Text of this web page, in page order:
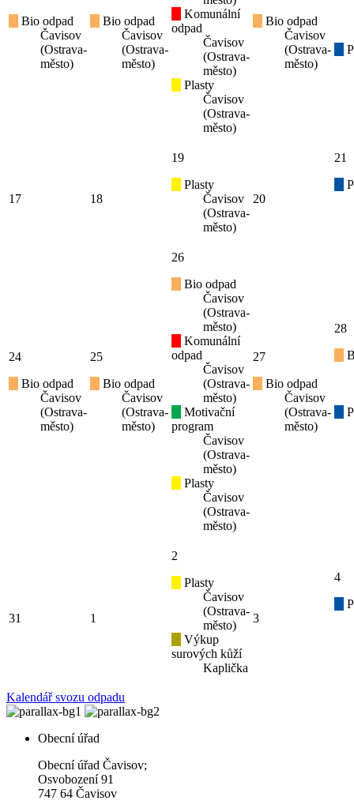
Bio odpad
Čavisov
(Ostrava-
město)
Bio odpad
Čavisov
(Ostrava-
město)
Komunální
odpad
Čavisov
(Ostrava-
město)
Plasty
Čavisov
(Ostrava-
město)
Bio odpad
Čavisov
(Ostrava-
město)
17 18
19
Plasty
Čavisov
(Ostrava-
město)
20
21
24
Bio odpad
Čavisov
(Ostrava-
město)
25
Bio odpad
Čavisov
(Ostrava-
město)
26
Bio odpad
Čavisov
(Ostrava-
město)
Komunální
odpad
Čavisov
(Ostrava-
město)
Motivační
program
Čavisov
(Ostrava-
město)
Plasty
Čavisov
(Ostrava-
město)
27
Bio odpad
Čavisov
(Ostrava-
město)
28
31 1
2
Plasty
Čavisov
(Ostrava-
město)
Výkup
surových kůží
Kaplička
3
4
Kalendář svozu odpadu
Obecní úřad
Obecní úřad Čavisov;
Osvobození 91
747 64 Čavisov